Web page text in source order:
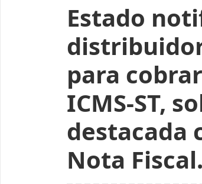
Estado
para
ICMS-ST,
destacada
Nota Fiscal.